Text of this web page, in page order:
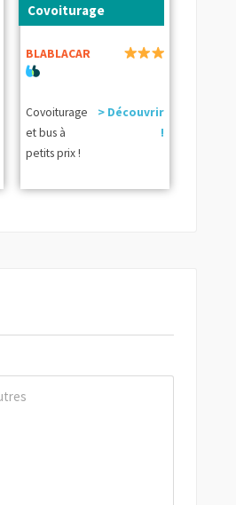
Covoiturage
BLABLACAR
Covoiturage
et bus à
petits prix !
> Découvrir
!